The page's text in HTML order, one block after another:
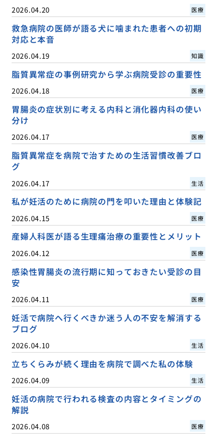
2026.04.20 医療
救急病院の医師が語る犬に噛まれた患者への初期
対応と本音
2026.04.19 知識
脂質異常症の事例研究から学ぶ病院受診の重要性
2026.04.18 医療
胃腸炎の症状別に考える内科と消化器内科の使い
分け
2026.04.17 医療
脂質異常症を病院で治すための生活習慣改善ブロ
グ
2026.04.17 生活
私が妊活のために病院の門を叩いた理由と体験記
2026.04.15 医療
産婦人科医が語る生理痛治療の重要性とメリット
2026.04.12 医療
感染性胃腸炎の流行期に知っておきたい受診の目
安
2026.04.11 医療
妊活で病院へ行くべきか迷う人の不安を解消する
ブログ
2026.04.10 生活
立ちくらみが続く理由を病院で調べた私の体験
2026.04.09 生活
妊活の病院で行われる検査の内容とタイミングの
解説
2026.04.08 医療